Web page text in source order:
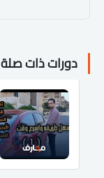
دورات ذات صلة